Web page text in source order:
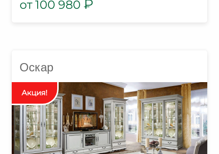
100 980 ₽
Оскар